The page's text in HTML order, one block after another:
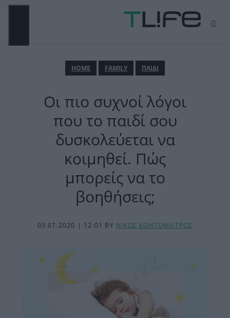
Μετάβαση
ΗΟΜΕ FAMILY ΠΑΙΔΙ
Οι πιο συχνοί λόγοι
που το παιδί σου
δυσκολεύεται να
κοιμηθεί. Πώς
μπορείς να το
βοηθήσεις;
03.07.2020 | 12:01 BY ΝΙΚΟΣ ΚΟΝΤΟΜΗΤΡΟΣ